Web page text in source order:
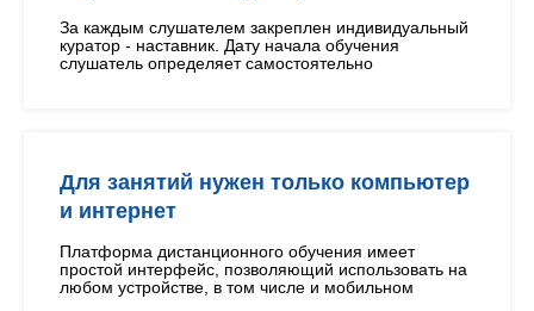
За каждым слушателем закреплен индивидуальный
куратор - наставник. Дату начала обучения
слушатель определяет самостоятельно
Для занятий нужен только компьютер
и интернет
Платформа дистанционного обучения имеет
простой интерфейс, позволяющий использовать на
любом устройстве, в том числе и мобильном